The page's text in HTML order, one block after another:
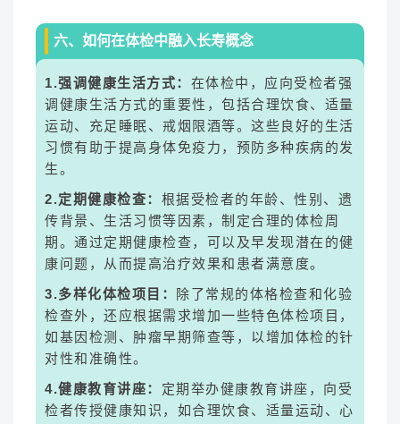
六、如何在体检中融入长寿概念
1.强调健康生活方式： 在体检中，应向受检者强
调健康生活方式的重要性，包括合理饮食、适量
运动、充足睡眠、戒烟限酒等。这些良好的生活
习惯有助于提高身体免疫力，预防多种疾病的发
生。
2.定期健康检查： 根据受检者的年龄、性别、遗
传背景、生活习惯等因素，制定合理的体检周
期。通过定期健康检查，可以及早发现潜在的健
康问题，从而提高治疗效果和患者满意度。
3.多样化体检项目：
除了常规的体格检查和化验
检查外，还应根据需求增加一些特色体检项目，
如基因检测、肿瘤早期筛查等，以增加体检的针
对性和准确性。
4.健康教育讲座： 定期举办健康教育讲座，向受
检者传授健康知识，如合理饮食、适量运动、心